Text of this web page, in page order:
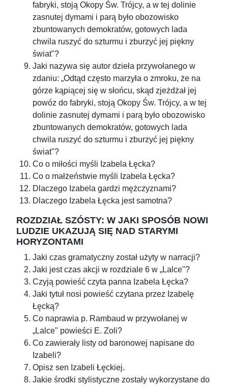
fabryki, stoją Okopy Św. Trójcy, a w tej dolinie
zasnutej dymami i parą było obozowisko
zbuntowanych demokratów, gotowych lada
chwila ruszyć do szturmu i zburzyć jej piękny
świat"?
Jaki nazywa się autor dzieła przywołanego w
zdaniu: „Odtąd często marzyła o zmroku, że na
górze kąpiącej się w słońcu, skąd zjeżdżał jej
powóz do fabryki, stoją Okopy Św. Trójcy, a w tej
dolinie zasnutej dymami i parą było obozowisko
zbuntowanych demokratów, gotowych lada
chwila ruszyć do szturmu i zburzyć jej piękny
świat"?
Co o miłości myśli Izabela Łęcka?
Co o małżeństwie myśli Izabela Łęcka?
Dlaczego Izabela gardzi mężczyznami?
Dlaczego Izabela Łęcka jest samotna?
ROZDZIAŁ SZÓSTY: W JAKI SPOSÓB NOWI
LUDZIE UKAZUJĄ SIĘ NAD STARYMI
HORYZONTAMI
Jaki czas gramatyczny został użyty w narracji?
Jaki jest czas akcji w rozdziale 6 w „Lalce"?
Czyją powieść czyta panna Izabela Łęcka?
Jaki tytuł nosi powieść czytana przez Izabelę
Łęcką?
Co naprawia p. Rambaud w przywołanej w
„Lalce" powieści E. Zoli?
Co zawierały listy od baronowej napisane do
Izabeli?
Opisz sen Izabeli Łęckiej.
Jakie środki stylistyczne zostały wykorzystane do